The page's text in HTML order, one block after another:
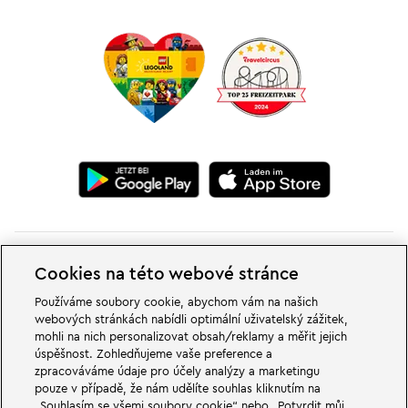
V dobrodružných světech rodinného a zábavního parku LEGOLAND v
Německu na vás čekají velké věci. Zažij vzrušující atrakce a spoustu legrace
LEGO®. LEGOLAND v Německu je zábavní park pro rodiny s dětmi ve věku
od 2 do 12 let. LEGOLAND Park se nachází nedaleko Günzburgu v Bavorsku.
LEGOLAND Deutschland je jedním z největších zábavních parků v Bavorsku
a jedním z nejznámějších a nejoblíbenějších zábavních parků v Německu. Se
Cookies na této webové stránce
Používáme soubory cookie, abychom vám na našich
webových stránkách nabídli optimální uživatelský zážitek,
mohli na nich personalizovat obsah/reklamy a měřit jejich
úspěšnost. Zohledňujeme vaše preference a
zpracováváme údaje pro účely analýzy a marketingu
pouze v případě, že nám udělíte souhlas kliknutím na